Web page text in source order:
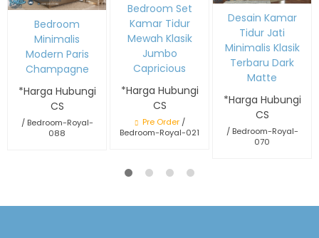
Bedroom
Minimalis
Modern Paris
Champagne
*Harga Hubungi
CS
/ Bedroom-Royal-
088
Bedroom Set
Kamar Tidur
Mewah Klasik
Jumbo
Capricious
*Harga Hubungi
CS
Pre Order/
Bedroom-Royal-021
Desain Kamar
Tidur Jati
Minimalis Klasik
Terbaru Dark
Matte
*Harga Hubungi
CS
/ Bedroom-Royal-
070